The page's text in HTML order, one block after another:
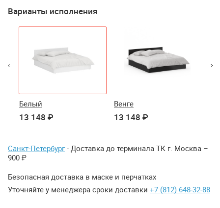
Варианты исполнения
Белый
13 148 ₽
Венге
13 148 ₽
Санкт-Петербург- Доставка до терминала ТК г. Москва –
900 ₽
Безопасная доставка в маске и перчатках
Уточняйте у менеджера сроки доставки +7 (812) 648-32-88